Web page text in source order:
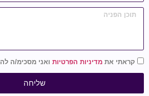
קראתי את מדיניות הפרטיות ואני מסכימ/ה לה
שליחה